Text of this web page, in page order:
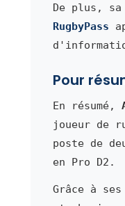
De plus,
RugbyPass
Pour
En résumé,
joueur de
poste de
en Pro D2.
Grâce à